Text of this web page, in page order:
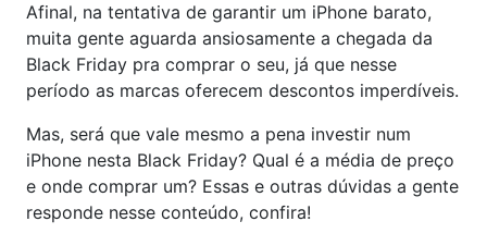
Afinal, na tentativa de garantir um iPhone barato,
muita gente aguarda ansiosamente a chegada da
Black Friday pra comprar o seu, já que nesse
período as marcas oferecem descontos imperdíveis.
Mas, será que vale mesmo a pena investir num
iPhone nesta Black Friday? Qual é a média de preço
e onde comprar um? Essas e outras dúvidas a gente
responde nesse conteúdo, confira!